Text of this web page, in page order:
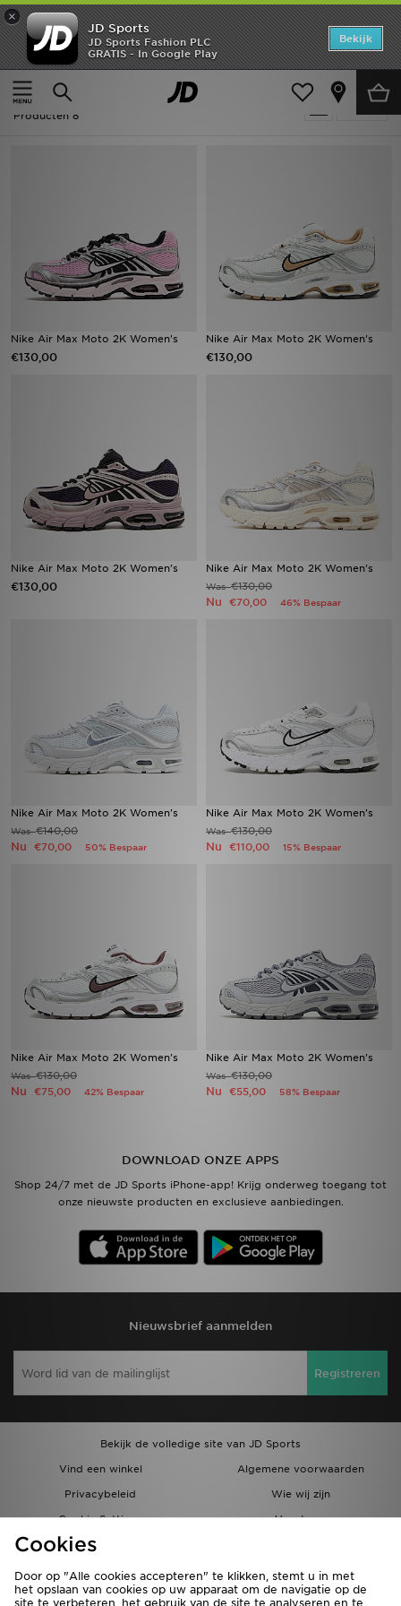
×
JD Sports
JD Sports Fashion PLC
GRATIS - In Google Play
Bekijk
Thuis
Dames
Dames - Nike Air Max Moto 2K
Producten 8
Nike Air Max Moto 2K Women's
€130,00
Nike Air Max Moto 2K Women's
€130,00
Nike Air Max Moto 2K Women's
€130,00
Nike Air Max Moto 2K Women's
Was€130,00
Nu €70,00 46% Bespaar
Nike Air Max Moto 2K Women's
Was€140,00
Nu €70,00 50% Bespaar
Nike Air Max Moto 2K Women's
Was€130,00
Nu €110,00 15% Bespaar
Nike Air Max Moto 2K Women's
Was€130,00
Nu €75,00 42% Bespaar
Nike Air Max Moto 2K Women's
Was€130,00
Nu €55,00 58% Bespaar
DOWNLOAD ONZE APPS
Shop 24/7 met de JD Sports iPhone-app! Krijg onderweg toegang tot
onze nieuwste producten en exclusieve aanbiedingen.
Nieuwsbrief aanmelden
Registreren
Bekijk de volledige site van JD Sports
Vind een winkel
Algemene voorwaarden
Privacybeleid
Wie wij zijn
Cookie Settings
Vacatures
Bestellingen en Levering
Home
Offers
New In
Collecties
Sports
Bestelling traceren
Mijn JD
Klantenservice
Cookies
Door op "Alle cookies accepteren" te klikken, stemt u in met
het opslaan van cookies op uw apparaat om de navigatie op de
site te verbeteren, het gebruik van de site te analyseren en te